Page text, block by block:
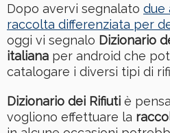
Dopo avervi segnalato due
raccolta differenziata per
oggi vi segnalo Dizionario
italiana per android che
catalogare i diversi tipi di
Dizionario dei Rifiuti è
vogliono effettuare la